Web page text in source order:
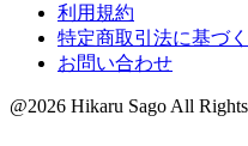
利用規約
特定商取引法に基づ
お問い合わせ
@2026 Hikaru Sago All